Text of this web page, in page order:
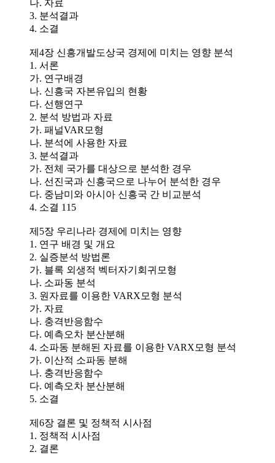
나. 자료
3. 분석결과
4. 소결
제4장 신흥개발도상국 경제에 미치는 영향 분석
1. 서론
가. 연구배경
나. 신흥국 자본유입의 현황
다. 선행연구
2. 분석 방법과 자료
가. 패널VAR모형
나. 분석에 사용한 자료
3. 분석결과
가. 전체 국가를 대상으로 분석한 경우
나. 선진국과 신흥국으로 나누어 분석한 경우
다. 중남미와 아시아 신흥국 간 비교분석
4. 소결 115
제5장 우리나라 경제에 미치는 영향
1. 연구 배경 및 개요
2. 실증분석 방법론
가. 블록 외생적 벡터자기회귀모형
나. 소파동 분석
3. 원자료를 이용한 VARX모형 분석
가. 자료
나. 충격반응함수
다. 예측오차 분산분해
4. 소파동 분해된 자료를 이용한 VARX모형 분석
가. 이산적 소파동 분해
나. 충격반응함수
다. 예측오차 분산분해
5. 소결
제6장 결론 및 정책적 시사점
1. 정책적 시사점
2. 결론